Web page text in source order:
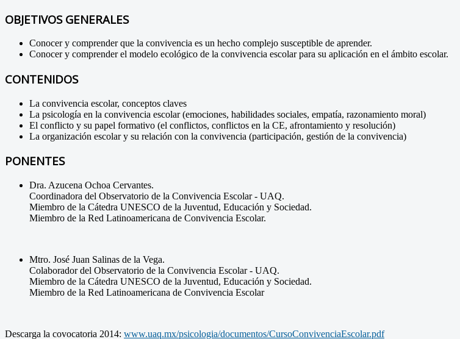
OBJETIVOS GENERALES
Conocer y comprender que la convivencia es un hecho complejo susceptible de aprender.
Conocer y comprender el modelo ecológico de la convivencia escolar para su aplicación en el ámbito escolar.
CONTENIDOS
La convivencia escolar, conceptos claves
La psicología en la convivencia escolar (emociones, habilidades sociales, empatía, razonamiento moral)
El conflicto y su papel formativo (el conflictos, conflictos en la CE, afrontamiento y resolución)
La organización escolar y su relación con la convivencia (participación, gestión de la convivencia)
PONENTES
Dra. Azucena Ochoa Cervantes.
Coordinadora del Observatorio de la Convivencia Escolar - UAQ.
Miembro de la Cátedra UNESCO de la Juventud, Educación y Sociedad.
Miembro de la Red Latinoamericana de Convivencia Escolar.
Mtro. José Juan Salinas de la Vega.
Colaborador del Observatorio de la Convivencia Escolar - UAQ.
Miembro de la Cátedra UNESCO de la Juventud, Educación y Sociedad.
Miembro de la Red Latinoamericana de Convivencia Escolar
Descarga la covocatoria 2014: www.uaq.mx/psicologia/documentos/CursoConvivenciaEscolar.pdf